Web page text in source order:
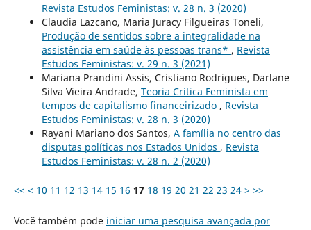
Revista Estudos Feministas: v. 28 n. 3 (2020)
Claudia Lazcano, Maria Juracy Filgueiras Toneli,
Produção de sentidos sobre a integralidade na
assistência em saúde às pessoas trans* , Revista
Estudos Feministas: v. 29 n. 3 (2021)
Mariana Prandini Assis, Cristiano Rodrigues, Darlane
Silva Vieira Andrade, Teoria Crítica Feminista em
tempos de capitalismo financeirizado , Revista
Estudos Feministas: v. 28 n. 3 (2020)
Rayani Mariano dos Santos, A família no centro das
disputas políticas nos Estados Unidos , Revista
Estudos Feministas: v. 28 n. 2 (2020)
<< < 10 11 12 13 14 15 16 17 18 19 20 21 22 23 24 > >>
Você também pode iniciar uma pesquisa avançada por